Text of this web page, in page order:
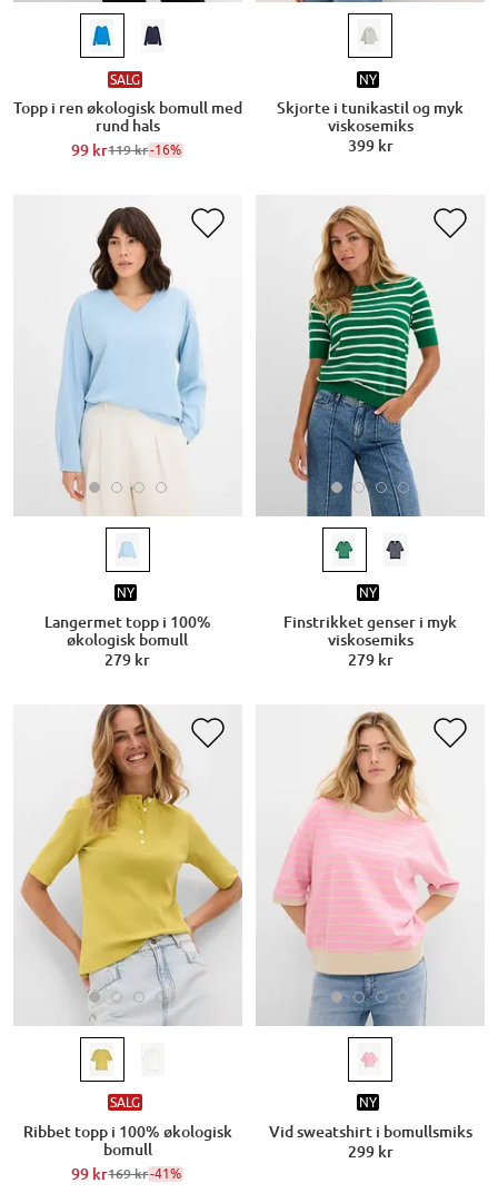
SALG
Topp i ren økologisk bomull med
rund hals
99 kr119 kr-16%
NY
Skjorte i tunikastil og myk
viskosemiks
399 kr
NY
Langermet topp i 100%
økologisk bomull
279 kr
NY
Finstrikket genser i myk
viskosemiks
279 kr
SALG
Ribbet topp i 100% økologisk
bomull
99 kr169 kr-41%
NY
Vid sweatshirt i bomullsmiks
299 kr